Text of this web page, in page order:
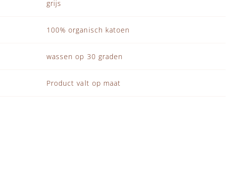
grijs
100% organisch katoen
wassen op 30 graden
Product valt op maat